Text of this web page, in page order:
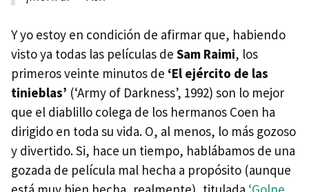
Y yo estoy en condición de afirmar que, habiendo
visto ya todas las películas de Sam Raimi, los
primeros veinte minutos de ‘El ejército de las
tinieblas’ (‘Army of Darkness’, 1992) son lo mejor
que el diablillo colega de los hermanos Coen ha
dirigido en toda su vida. O, al menos, lo más gozoso
y divertido. Si, hace un tiempo, hablábamos de una
gozada de película mal hecha a propósito (aunque